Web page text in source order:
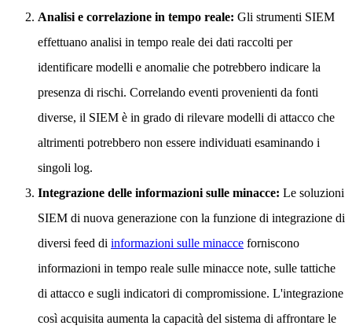
Analisi e correlazione in tempo reale: Gli strumenti SIEM
effettuano analisi in tempo reale dei dati raccolti per
identificare modelli e anomalie che potrebbero indicare la
presenza di rischi. Correlando eventi provenienti da fonti
diverse, il SIEM è in grado di rilevare modelli di attacco che
altrimenti potrebbero non essere individuati esaminando i
singoli log.
Integrazione delle informazioni sulle minacce: Le soluzioni
SIEM di nuova generazione con la funzione di integrazione di
diversi feed di informazioni sulle minacce forniscono
informazioni in tempo reale sulle minacce note, sulle tattiche
di attacco e sugli indicatori di compromissione. L'integrazione
così acquisita aumenta la capacità del sistema di affrontare le